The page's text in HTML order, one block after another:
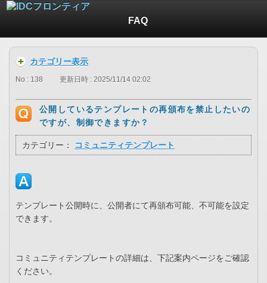
FAQ
カテゴリー表示
No : 138 更新日時 : 2025/11/14 02:02
公開しているテンプレートの再頒布を禁止したいの
ですが、制御できますか？
カテゴリー： コミュニティテンプレート
テンプレート公開時に、公開者にて再頒布可能、不可能を設定
できます。
コミュニティテンプレートの詳細は、下記案内ページをご確認
ください。